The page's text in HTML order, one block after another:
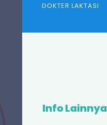
DOKTER LAKTASI
Info Lainnya